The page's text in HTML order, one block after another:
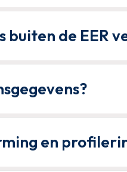
buiten de EER
en